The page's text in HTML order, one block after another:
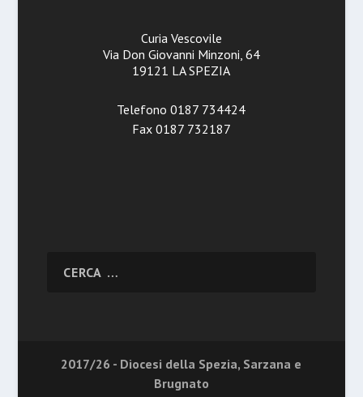
Curia Vescovile
Via Don Giovanni Minzoni, 64
19121 LA SPEZIA
Telefono 0187 734424
Fax 0187 732187
2017/26 - Diocesi della Spezia, Sarzana e
Brugnato